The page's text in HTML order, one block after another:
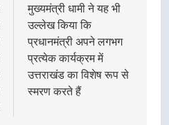
मुख्यमंत्री धामी ने यह भी
उल्लेख किया कि
प्रधानमंत्री अपने लगभग
प्रत्येक कार्यक्रम में
उत्तराखंड का विशेष रूप से
स्मरण करते हैं